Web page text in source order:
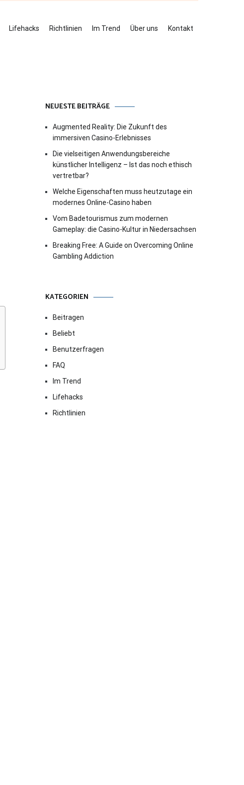
Lifehacks Richtlinien Im Trend Über uns Kontakt
NEUESTE BEITRÄGE
Augmented Reality: Die Zukunft des
immersiven Casino-Erlebnisses
Die vielseitigen Anwendungsbereiche
künstlicher Intelligenz – Ist das noch ethisch
vertretbar?
Welche Eigenschaften muss heutzutage ein
modernes Online-Casino haben
Vom Badetourismus zum modernen
Gameplay: die Casino-Kultur in Niedersachsen
Breaking Free: A Guide on Overcoming Online
Gambling Addiction
KATEGORIEN
Beitragen
Beliebt
Benutzerfragen
FAQ
Im Trend
Lifehacks
Richtlinien